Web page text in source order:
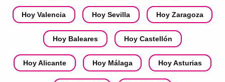
Hoy Valencia Hoy Sevilla Hoy Zaragoza
Hoy Baleares Hoy Castellón
Hoy Alicante Hoy Málaga Hoy Asturias